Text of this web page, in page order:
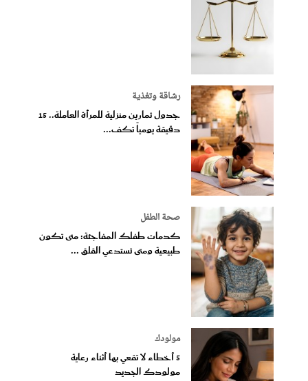
رشاقة وتغذية
جدول تمارين منزلية للمرأة العاملة.. 15
دقيقة يومياً تكف...
صحة الطفل
كدمات طفلك المفاجئة: متى تكون
طبيعية ومتى تستدعي القلق ...
مولودك
5 أخطاء لا تقعي بها أثناء رعاية
مولودك الجديد